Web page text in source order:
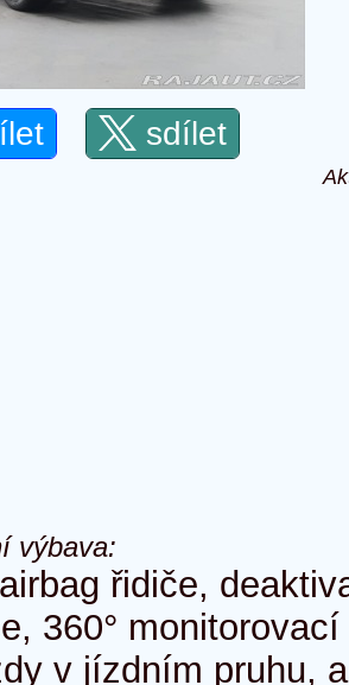
sdílet
výbava:
řidiče,
360°
v jízdním pruhu,